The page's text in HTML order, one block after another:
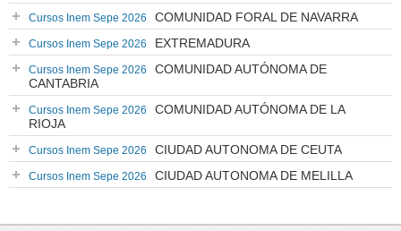
Cursos Inem Sepe 2026 COMUNIDAD FORAL DE NAVARRA
Cursos Inem Sepe 2026 EXTREMADURA
Cursos Inem Sepe 2026
COMUNIDAD AUTÓNOMA DE
CANTABRIA
Cursos Inem Sepe 2026
COMUNIDAD AUTÓNOMA DE LA
RIOJA
Cursos Inem Sepe 2026 CIUDAD AUTONOMA DE CEUTA
Cursos Inem Sepe 2026 CIUDAD AUTONOMA DE MELILLA